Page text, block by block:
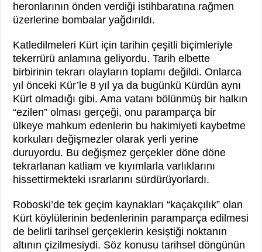
heronlarının önden verdiği istihbaratına rağmen
üzerlerine bombalar yağdırıldı.
Katledilmeleri Kürt için tarihin çeşitli biçimleriyle
tekerrürü anlamına geliyordu. Tarih elbette
birbirinin tekrarı olayların toplamı değildi. Onlarca
yıl önceki Kür’le 8 yıl ya da bugünkü Kürdün aynı
Kürt olmadığı gibi. Ama vatanı bölünmüş bir halkın
“ezilen” olması gerçeği, onu paramparça bir
ülkeye mahkum edenlerin bu hakimiyeti kaybetme
korkuları değişmezler olarak yerli yerine
duruyordu. Bu değişmez gerçekler döne döne
tekrarlanan katliam ve kıyımlarla varlıklarını
hissettirmekteki ısrarlarını sürdürüyorlardı.
Roboski’de tek geçim kaynakları “kaçakçılık” olan
Kürt köylülerinin bedenlerinin paramparça edilmesi
de belirli tarihsel gerçeklerin kesiştiği noktanın
altının çizilmesiydi. Söz konusu tarihsel döngünün